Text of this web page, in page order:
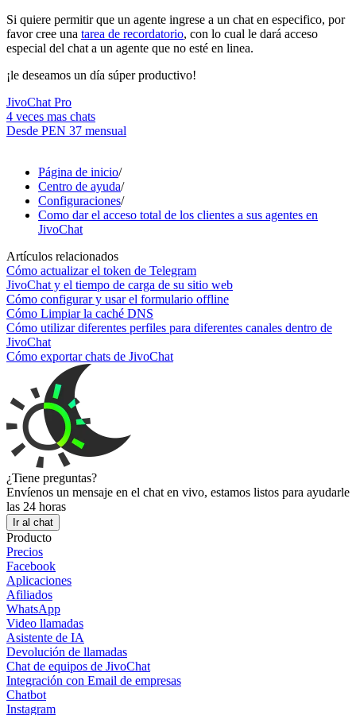
Si quiere permitir que un agente ingrese a un chat en especifico, por
favor cree una tarea de recordatorio, con lo cual le dará acceso
especial del chat a un agente que no esté en linea.
¡le deseamos un día súper productivo!
JivoChat Pro
4 veces mas chats
Desde PEN 37 mensual
Página de inicio/
Centro de ayuda/
Configuraciones/
Como dar el acceso total de los clientes a sus agentes en
JivoChat
Artículos relacionados
Cómo actualizar el token de Telegram
JivoChat y el tiempo de carga de su sitio web
Cómo configurar y usar el formulario offline
Cómo Limpiar la caché DNS
Cómo utilizar diferentes perfiles para diferentes canales dentro de
JivoChat
Cómo exportar chats de JivoChat
¿Tiene preguntas?
Envíenos un mensaje en el chat en vivo, estamos listos para ayudarle
las 24 horas
Ir al chat
Producto
Precios
Facebook
Aplicaciones
Afiliados
WhatsApp
Video llamadas
Asistente de IA
Devolución de llamadas
Chat de equipos de JivoChat
Integración con Email de empresas
Chatbot
Instagram